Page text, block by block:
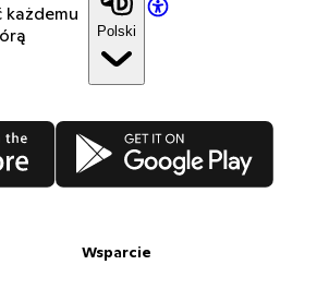
każdemu
Polski
Google Play
Wsparcie